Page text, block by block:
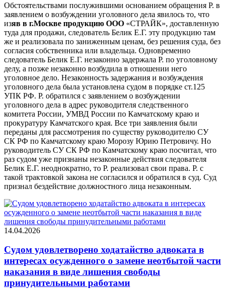
Обстоятельствами послужившими основанием обращения Р. в
заявлением о возбуждении уголовного дела явилось то, что
изяв в г.Москве продукцию ООО «СТРАЙК», доставленную
туда для продажи, следователь Белик Е.Г. эту продукцию там
же и реализовала по заниженным ценам, без решения суда, без
согласия собственника или владельца. Одновременно
следователь Белик Е.Г. незаконно задержала Р. по уголовному
делу, а позже незаконно возбудила в отношении него
уголовное дело. Незаконность задержания и возбуждения
уголовного дела была установлена судом в порядке ст.125
УПК РФ. Р. обратился с заявлением о возбуждении
уголовного дела в адрес руководителя следственного
комитета России, УМВД России по Камчатскому краю и
прокуратуру Камчатского края. Все три заявления были
переданы для рассмотрения по существу руководителю СУ
СК РФ по Камчатскому краю Морозу Юрию Петровичу. Но
руководитель СУ СК РФ по Камчатскому краю посчитал, что
раз судом уже признаны незаконные действия следователя
Белик Е.Г. неоднократно, то Р. реализовал свои права. Р. с
такой трактовкой закона не согласился и обратился в суд. Суд
признал бездействие должностного лица незаконным.
14.04.2026
Судом удовлетворено ходатайство адвоката в
интересах осужденного о замене неотбытой части
наказания в виде лишения свободы
принудительными работами